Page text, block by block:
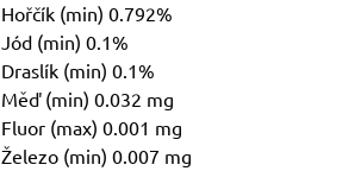
Hořčík (min) 0.792%
Jód (min) 0.1%
Draslík (min) 0.1%
Měď (min) 0.032 mg
Fluor (max) 0.001 mg
Železo (min) 0.007 mg